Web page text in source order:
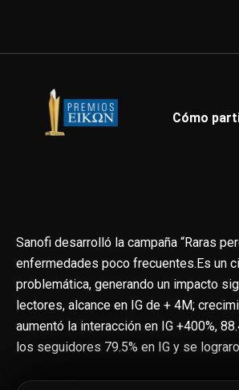
contenido
Cómo
Sanofi desarrolló la campaña “Raras
enfermedades poco frecuentes.Es un
problemática, generando un impacto
lectores, alcance en IG de + 4M;
aumentó la interacción en IG +400%,
los seguidores 79.5% en IG y se